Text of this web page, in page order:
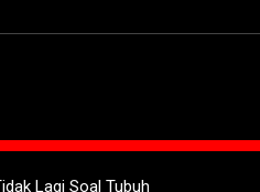
Lagi Soal Tubuh